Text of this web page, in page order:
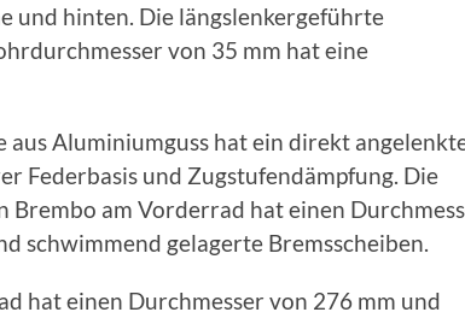
und hinten. Die längslenkergeführte
von 35 mm hat eine
Aluminiumguss hat ein direkt
Federbasis und Zugstufendämpfung. Die
Brembo am Vorderrad hat einen
schwimmend gelagerte Bremsscheiben.
hat einen Durchmesser von 276 mm und